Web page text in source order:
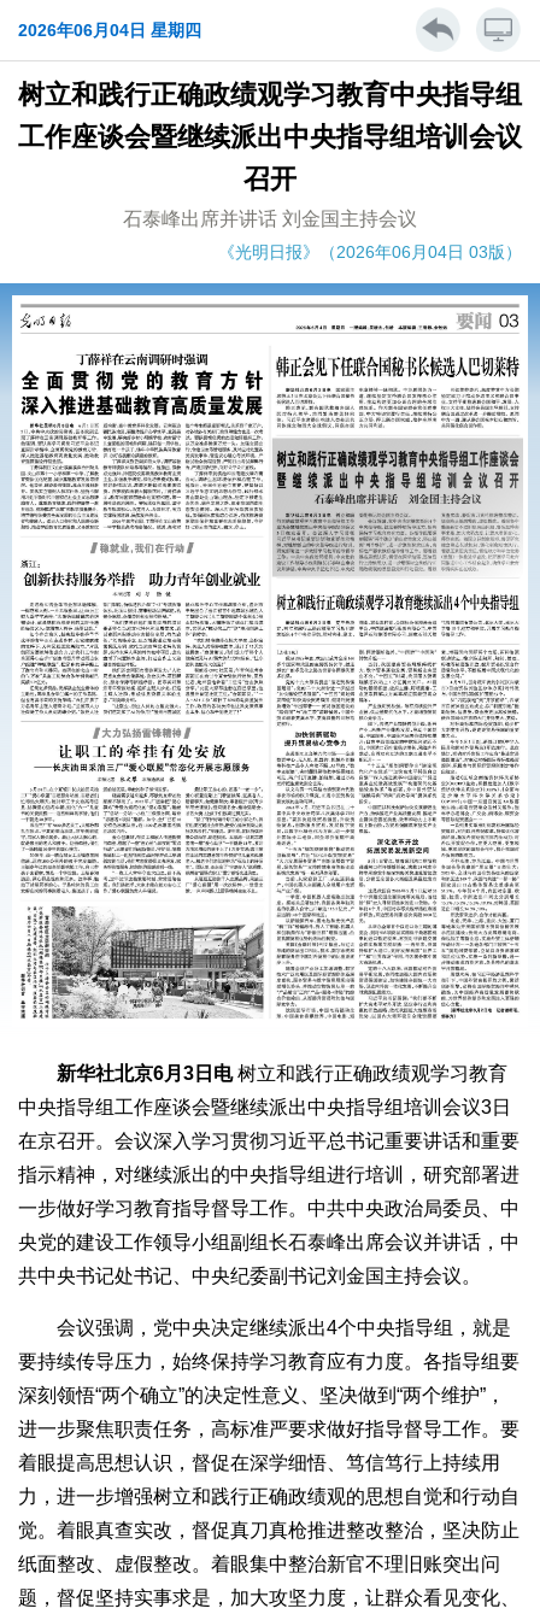
2026年06月04日 星期四
树立和践行正确政绩观学习教育中央指导组
工作座谈会暨继续派出中央指导组培训会议
召开
石泰峰出席并讲话 刘金国主持会议
《光明日报》（2026年06月04日 03版）
新华社北京6月3日电树立和践行正确政绩观学习教育
中央指导组工作座谈会暨继续派出中央指导组培训会议3日
在京召开。会议深入学习贯彻习近平总书记重要讲话和重要
指示精神，对继续派出的中央指导组进行培训，研究部署进
一步做好学习教育指导督导工作。中共中央政治局委员、中
央党的建设工作领导小组副组长石泰峰出席会议并讲话，中
共中央书记处书记、中央纪委副书记刘金国主持会议。
会议强调，党中央决定继续派出4个中央指导组，就是
要持续传导压力，始终保持学习教育应有力度。各指导组要
深刻领悟“两个确立”的决定性意义、坚决做到“两个维护”，
进一步聚焦职责任务，高标准严要求做好指导督导工作。要
着眼提高思想认识，督促在深学细悟、笃信笃行上持续用
力，进一步增强树立和践行正确政绩观的思想自觉和行动自
觉。着眼真查实改，督促真刀真枪推进整改整治，坚决防止
纸面整改、虚假整改。着眼集中整治新官不理旧账突出问
题，督促坚持实事求是，加大攻坚力度，让群众看见变化、